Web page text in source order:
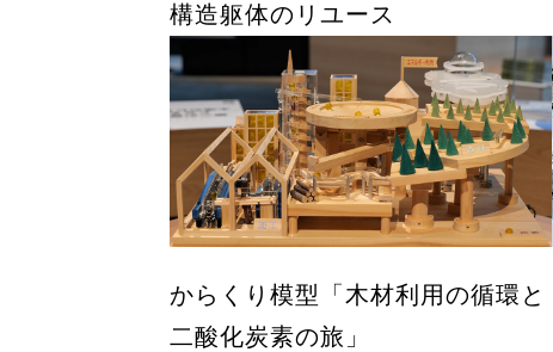
構造躯体のリユース
からくり模型「木材利用の循環と
二酸化炭素の旅」